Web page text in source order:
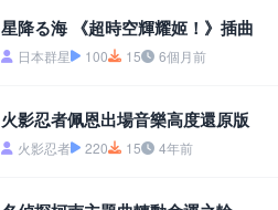
星降る海 《超時空輝耀姬！》插曲
日本群星 100 15 6個月前
火影忍者佩恩出場音樂高度還原版
火影忍者 220 15 4年前